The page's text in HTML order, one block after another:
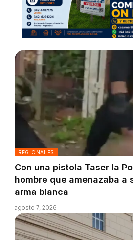
REGIONALES
Con una pistola Taser la
hombre que amenazaba a
arma blanca
agosto 7, 2026